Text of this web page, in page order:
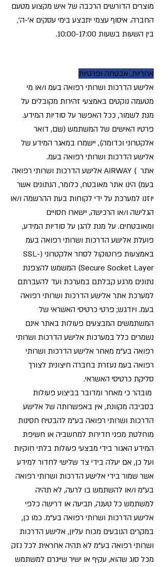
מוצרים הדורשים הרכבה של איש מקצוע מטעם
החברה. איסוף עצמי יתבצע בימי עסקים א'-ה',
בין השעות בשעות 10:00-17:00.
אחריות, אבטחה ופרטיות
אלישע הדרכות ושרותי רפואה בעמ ו/או מי
מטעמה נוקטים באמצעי זהירות מקובלים על
מנת לשמור, ככל האפשר על סודיות המידע.
פרטיו האישים של המשתמש (שם, דואר
אלקטרוני וכדומה), יישמרו במאגר המידע של
אלישע הדרכות ושרותי רפואה בעמ.
אתר ) AIRWAY אלישע הדרכות ושרותי רפואה
בעמ) הינו אתר מאובטח, כלומר, הנתונים אשר
יוזנו למערכת על ידי לקוחות בעת ההרשמה ו/או
הגלישה ו/או הרכישה, יישארו חסויים
ומאובטחים. על מנת להגן על סודיות המידע,
פועלת אלישע הדרכות ושרותי רפואה בעמ
באמצעות פרוטוקול לסחר אלקטרוני (SSL-
Secure Socket Layer) המשמש להצפנת
נתונים מרגע קבלתם במערכת ועד להעברתם
למערכת אתר אלישע הדרכות ושרותי רפואה
בעמ. ויודגש; פרטי כרטיסי האשראי של
המשתמשים המבצעים פעולות באתר אינם
נשמרים כלל במערכות אלישע הדרכות ושרותי
רפואה בע"מ מאחר אלישע הדרכות ושרותי
רפואה בעמ נעזרת בחברה חיצונית לצורך
סליקת כרטיסי האשראי.
מובהר כי מאחר ומדובר בביצוע פעולות
בסביבה מקוונת, אין באפשרותה של אלישע
הדרכות ושרותי רפואה בע"מ להבטיח חסינות
מוחלטת מפני חדירות למחשביה או חשיפת
המידע האגור בידי מבצעי פעולות בלתי חוקיות
ועל כן, אם יעלה בידי צד שלישי לחדור למידע
אשר שמור בידי אלישע הדרכות ושרותי רפואה
בע"מ ו/או להשתמש בו לרעה, לא תהיה
למשתמש כל טענה, תביעה או דרישה כלפי
אלישע הדרכות ושרותי רפואה בע"מ. כמו כן,
במקרים הנובעים מכוח עליון, אלישע הדרכות
ושרותי רפואה בע"מ לא תהיה אחראית לכל נזק
מכל סוג שהוא, עקיף או ישיר שייגרם למשתמש